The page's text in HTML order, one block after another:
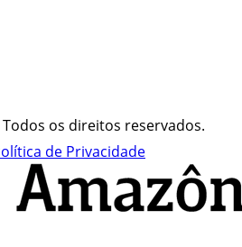
Todos os direitos reservados.
de Privacidade